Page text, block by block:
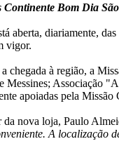
Continente Bom Dia
aberta, diariamente,
vigor.
a chegada à região, a
Messines; Associação
apoiadas pela
da nova loja, Paulo
A localização